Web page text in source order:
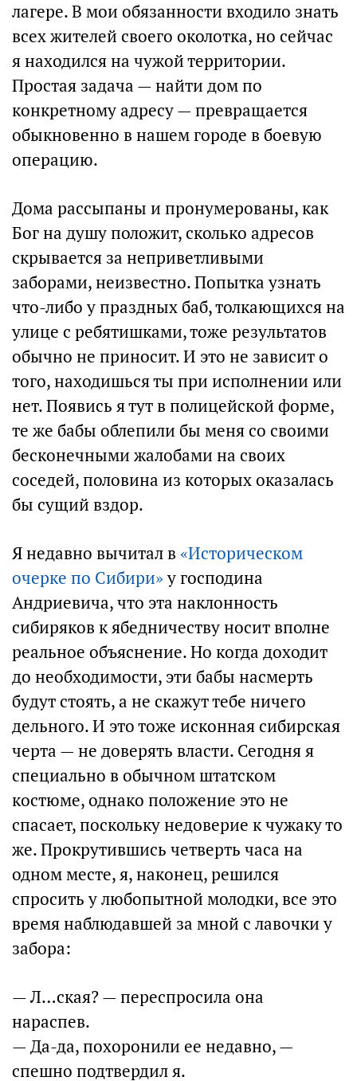
лагере. В мои обязанности входило знать
всех жителей своего околотка, но сейчас
я находился на чужой территории.
Простая задача — найти дом по
конкретному адресу — превращается
обыкновенно в нашем городе в боевую
операцию.
Дома рассыпаны и пронумерованы, как
Бог на душу положит, сколько адресов
скрывается за неприветливыми
заборами, неизвестно. Попытка узнать
что-либо у праздных баб, толкающихся на
улице с ребятишками, тоже результатов
обычно не приносит. И это не зависит о
того, находишься ты при исполнении или
нет. Появись я тут в полицейской форме,
те же бабы облепили бы меня со своими
бесконечными жалобами на своих
соседей, половина из которых оказалась
бы сущий вздор.
Я недавно вычитал в «Историческом
очерке по Сибири»у господина
Андриевича, что эта наклонность
сибиряков к ябедничеству носит вполне
реальное объяснение. Но когда доходит
до необходимости, эти бабы насмерть
будут стоять, а не скажут тебе ничего
дельного. И это тоже исконная сибирская
черта — не доверять власти. Сегодня я
специально в обычном штатском
костюме, однако положение это не
спасает, поскольку недоверие к чужаку то
же. Прокрутившись четверть часа на
одном месте, я, наконец, решился
спросить у любопытной молодки, все это
время наблюдавшей за мной с лавочки у
забора:
— Л…ская? — переспросила она
нараспев.
— Да-да, похоронили ее недавно, —
спешно подтвердил я.